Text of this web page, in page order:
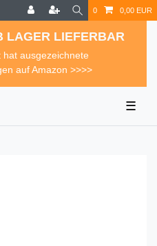
0 0,00 EUR
LAGER LIEFERBAR
ausgezeichnete
auf Amazon >>>>
☰